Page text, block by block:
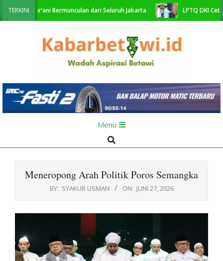
Skip
to
TERKINIBermunculan dari Seluruh Jakarta LPTQ DKI Cetak
KabarBetawi.id
Menu
Menu
Search
Meneropong Arah Politik Poros Semangka
BY: SYAKUR USMAN ON: JUNI 27, 2026